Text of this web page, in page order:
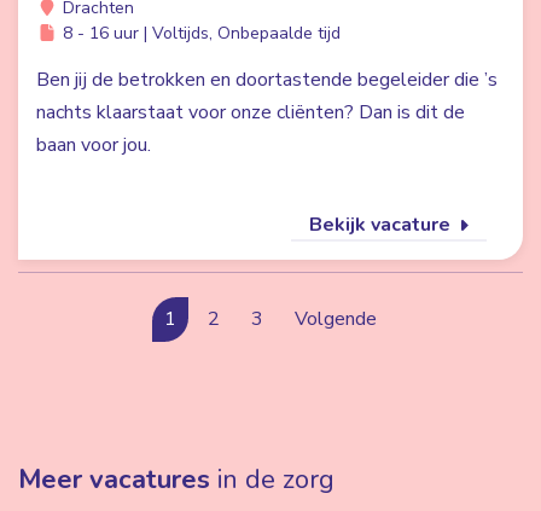
Drachten
8 - 16 uur | Voltijds, Onbepaalde tijd
Ben jij de betrokken en doortastende begeleider die ’s
nachts klaarstaat voor onze cliënten? Dan is dit de
baan voor jou.
Bekijk vacature
1 2 3 Volgende
Meer vacatures in de zorg